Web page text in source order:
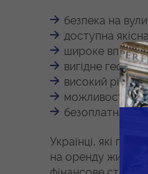
безпека на
доступна
широке
вигідне
високий рівень
можливості
безоплатна
Українці, які
на оренду житла